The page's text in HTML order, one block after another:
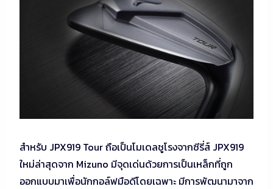
สำหรับ JPX919 Tour ถือเป็นโมเดลชูโรงจากซีรี่ส์ JPX919
ใหม่ล่าสุดจาก Mizuno มีจุดเด่นด้วยการเป็นเหล็กที่ถูก
ออกแบบมาเพื่อนักกอล์ฟมือดีโดยเฉพาะ มีการพัฒนามาจาก